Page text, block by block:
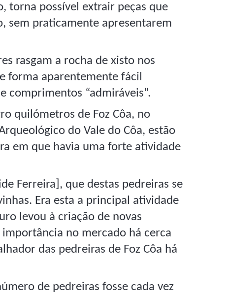
torna possível extrair peças que
sem praticamente apresentarem
rasgam a rocha de xisto nos
forma aparentemente fácil
comprimentos “admiráveis”.
quilómetros de Foz Côa, no
do Vale do Côa, estão
em que havia uma forte atividade
Ferreira], que destas pedreiras se
Era esta a principal atividade
levou à criação de novas
no mercado há cerca
das pedreiras de Foz Côa há
de pedreiras fosse cada vez